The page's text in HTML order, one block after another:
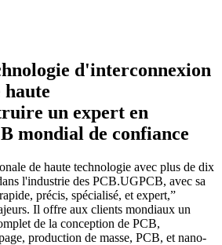
d'interconnexion
haute
un expert en
mondial de confiance
de haute technologie avec plus de dix
l'industrie des PCB.UGPCB, avec sa
précis, spécialisé, et expert,”
Il offre aux clients mondiaux un
de la conception de PCB,
production de masse, PCB, et nano-